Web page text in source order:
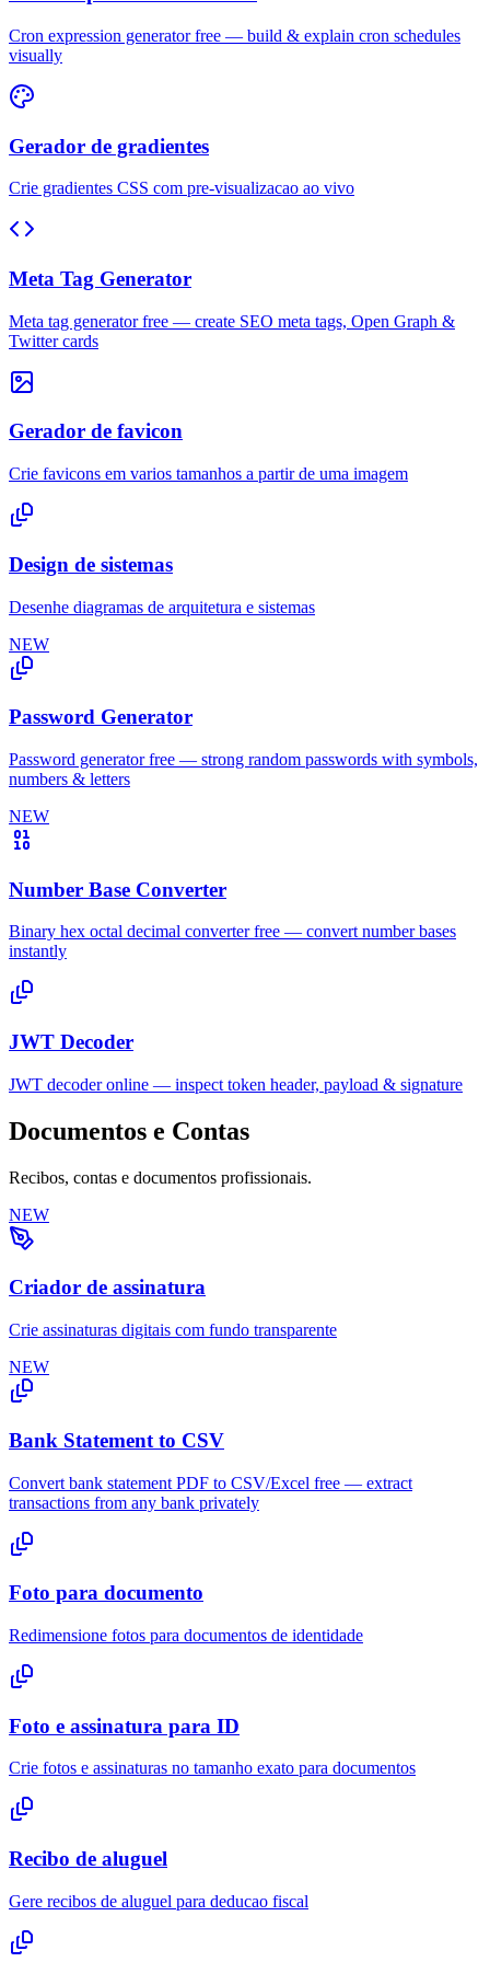
Cron expression generator free — build & explain cron schedules
visually
Gerador de gradientes
Crie gradientes CSS com pre-visualizacao ao vivo
Meta Tag Generator
Meta tag generator free — create SEO meta tags, Open Graph &
Twitter cards
Gerador de favicon
Crie favicons em varios tamanhos a partir de uma imagem
Design de sistemas
Desenhe diagramas de arquitetura e sistemas
NEW
Password Generator
Password generator free — strong random passwords with symbols,
numbers & letters
NEW
Number Base Converter
Binary hex octal decimal converter free — convert number bases
instantly
JWT Decoder
JWT decoder online — inspect token header, payload & signature
Documentos e Contas
Recibos, contas e documentos profissionais.
NEW
Criador de assinatura
Crie assinaturas digitais com fundo transparente
NEW
Bank Statement to CSV
Convert bank statement PDF to CSV/Excel free — extract
transactions from any bank privately
Foto para documento
Redimensione fotos para documentos de identidade
Foto e assinatura para ID
Crie fotos e assinaturas no tamanho exato para documentos
Recibo de aluguel
Gere recibos de aluguel para deducao fiscal